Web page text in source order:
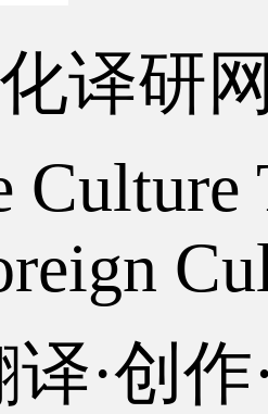
译研
译·创